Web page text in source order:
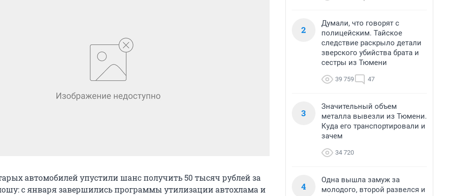
автомобилей упустили шанс получить 50 тысяч рублей за
с января завершились программы утилизации автохлама и
2
Думали, что говорят с
полицейским. Тайское
следствие раскрыло детали
зверского убийства брата и
сестры из Тюмени
39 759 47
3
Значительный объем
металла вывезли из Тюмени.
Куда его транспортировали и
зачем
34 720
4
Одна вышла замуж за
молодого, второй развелся и